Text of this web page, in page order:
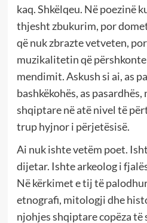
kaq. Shkëlqeu. Në poezinë
thjesht zbukurim, por
që nuk zbrazte vetveten,
muzikalitetin që
mendimit. Askush si ai, as
bashkëkohës, as
shqiptare në atë nivel të
trup hyjnor i përjetësisë.
Ai nuk ishte vetëm poet.
dijetar. Ishte arkeolog i
Në kërkimet e tij të
etnografi, mitologji dhe
njohjes shqiptare copëza